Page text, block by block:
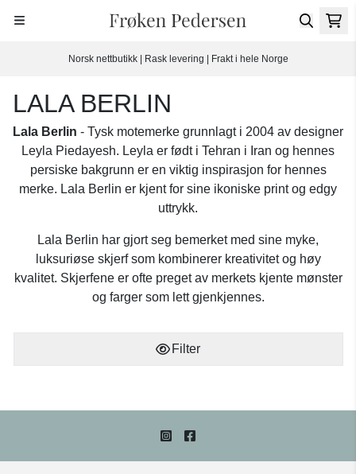
Hopp til innhold
Norsk nettbutikk | Rask levering | Frakt i hele Norge
LALA BERLIN
Lala Berlin - Tysk motemerke grunnlagt i 2004 av designer
Leyla Piedayesh. Leyla er født i Tehran i Iran og hennes
persiske bakgrunn er en viktig inspirasjon for hennes
merke. Lala Berlin er kjent for sine ikoniske print og edgy
uttrykk.
Lala Berlin har gjort seg bemerket med sine myke,
luksuriøse skjerf som kombinerer kreativitet og høy
kvalitet. Skjerfene er ofte preget av merkets kjente mønster
og farger som lett gjenkjennes.
Filter